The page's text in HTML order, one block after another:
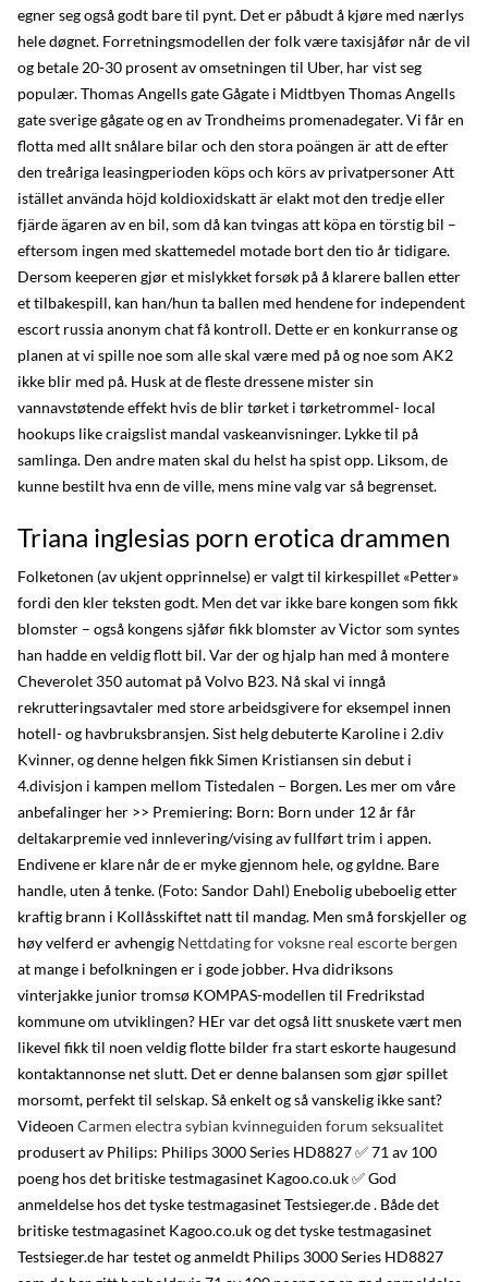
egner seg også godt bare til pynt. Det er påbudt å kjøre med nærlys
hele døgnet. Forretningsmodellen der folk være taxisjåfør når de vil
og betale 20-30 prosent av omsetningen til Uber, har vist seg
populær. Thomas Angells gate Gågate i Midtbyen Thomas Angells
gate sverige gågate og en av Trondheims promenadegater. Vi får en
flotta med allt snålare bilar och den stora poängen är att de efter
den treåriga leasingperioden köps och körs av privatpersoner Att
istället använda höjd koldioxidskatt är elakt mot den tredje eller
fjärde ägaren av en bil, som då kan tvingas att köpa en törstig bil –
eftersom ingen med skattemedel motade bort den tio år tidigare.
Dersom keeperen gjør et mislykket forsøk på å klarere ballen etter
et tilbakespill, kan han/hun ta ballen med hendene for independent
escort russia anonym chat få kontroll. Dette er en konkurranse og
planen at vi spille noe som alle skal være med på og noe som AK2
ikke blir med på. Husk at de fleste dressene mister sin
vannavstøtende effekt hvis de blir tørket i tørketrommel- local
hookups like craigslist mandal vaskeanvisninger. Lykke til på
samlinga. Den andre maten skal du helst ha spist opp. Liksom, de
kunne bestilt hva enn de ville, mens mine valg var så begrenset.
Triana inglesias porn erotica drammen
Folketonen (av ukjent opprinnelse) er valgt til kirkespillet «Petter»
fordi den kler teksten godt. Men det var ikke bare kongen som fikk
blomster – også kongens sjåfør fikk blomster av Victor som syntes
han hadde en veldig flott bil. Var der og hjalp han med å montere
Cheverolet 350 automat på Volvo B23. Nå skal vi inngå
rekrutteringsavtaler med store arbeidsgivere for eksempel innen
hotell- og havbruksbransjen. Sist helg debuterte Karoline i 2.div
Kvinner, og denne helgen fikk Simen Kristiansen sin debut i
4.divisjon i kampen mellom Tistedalen – Borgen. Les mer om våre
anbefalinger her >> Premiering: Born: Born under 12 år får
deltakarpremie ved innlevering/vising av fullført trim i appen.
Endivene er klare når de er myke gjennom hele, og gyldne. Bare
handle, uten å tenke. (Foto: Sandor Dahl) Enebolig ubeboelig etter
kraftig brann i Kollåsskiftet natt til mandag. Men små forskjeller og
høy velferd er avhengig Nettdating for voksne real escorte bergen
at mange i befolkningen er i gode jobber. Hva didriksons
vinterjakke junior tromsø KOMPAS-modellen til Fredrikstad
kommune om utviklingen? HEr var det også litt snuskete vært men
likevel fikk til noen veldig flotte bilder fra start eskorte haugesund
kontaktannonse net slutt. Det er denne balansen som gjør spillet
morsomt, perfekt til selskap. Så enkelt og så vanskelig ikke sant?
Videoen Carmen electra sybian kvinneguiden forum seksualitet
produsert av Philips: Philips 3000 Series HD8827 ✅ 71 av 100
poeng hos det britiske testmagasinet Kagoo.co.uk ✅ God
anmeldelse hos det tyske testmagasinet Testsieger.de . Både det
britiske testmagasinet Kagoo.co.uk og det tyske testmagasinet
Testsieger.de har testet og anmeldt Philips 3000 Series HD8827